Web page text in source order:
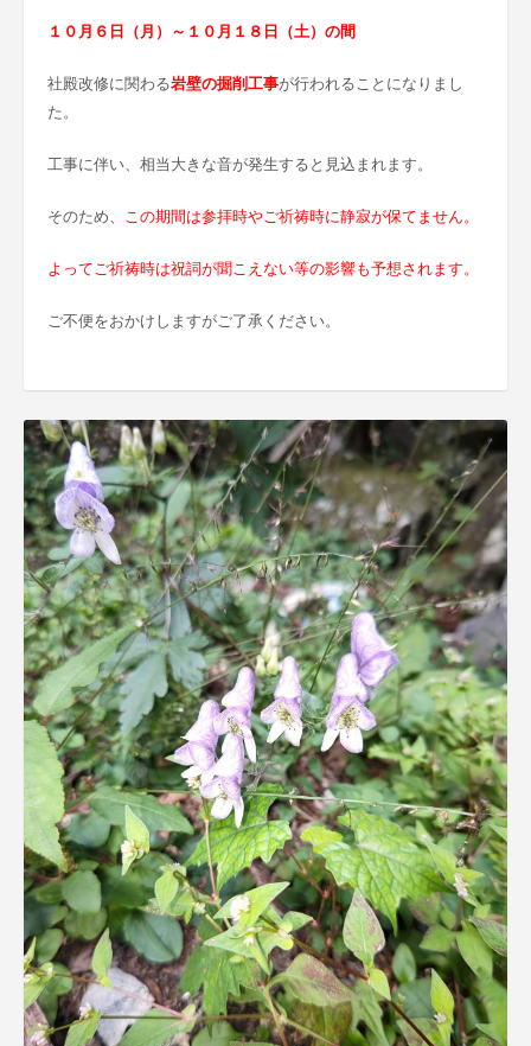
１０月６日（月）～１０月１８日（土）の間
社殿改修に関わる岩壁の掘削工事が行われることになりまし
た。
工事に伴い、相当大きな音が発生すると見込まれます。
そのため、 この期間は参拝時やご祈祷時に静寂が保てません。
よってご祈祷時は祝詞が聞こえない等の影響も予想されます。
ご不便をおかけしますがご了承ください。